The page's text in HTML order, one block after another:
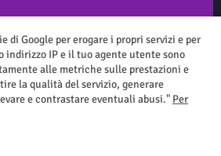
Non può pertanto considerarsi
sensi della legge n.62 del 7.03.2001
di Google per erogare i propri servizi e per
IP e il tuo agente utente sono
alle metriche sulle prestazioni e
la qualità del servizio, generare
e contrastare eventuali abusi." Per